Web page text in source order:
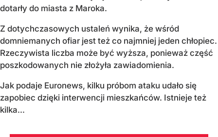
dotarły do miasta z Maroka.
Z dotychczasowych ustaleń wynika, że wśród
domniemanych ofiar jest też co najmniej jeden chłopiec.
Rzeczywista liczba może być wyższa, ponieważ część
poszkodowanych nie złożyła zawiadomienia.
Jak podaje Euronews, kilku próbom ataku udało się
zapobiec dzięki interwencji mieszkańców. Istnieje też
kilka...